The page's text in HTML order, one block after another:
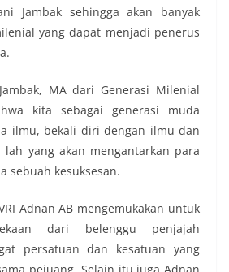
Jambak sehingga akan banyak
yang dapat menjadi penerus
MA dari Generasi Milenial
kita sebagai generasi muda
ilmu, bekali diri dengan ilmu dan
yang akan mengantarkan para
sebuah kesuksesan.
Adnan AB mengemukakan untuk
dari belenggu penjajah
persatuan dan kesatuan yang